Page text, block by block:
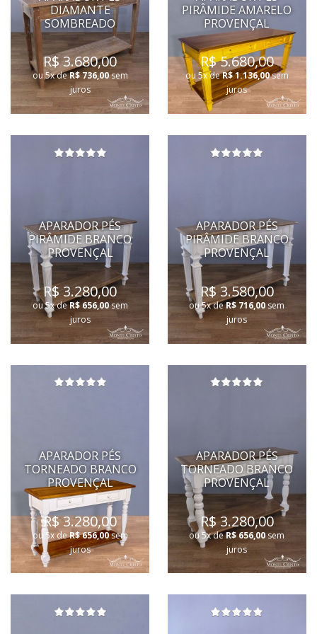
DIAMANTE
SOMBREADO
R$ 3.680,00
ou 5x deR$ 736,00sem
juros
PIRÂMIDE AMARELO
PROVENÇAL
R$ 5.680,00
ou 5x deR$ 1.136,00sem
juros
APARADOR PÉS
PIRÂMIDE BRANCO
PROVENÇAL
R$ 3.280,00
ou 5x deR$ 656,00sem
juros
APARADOR PÉS
PIRÂMIDE BRANCO
PROVENÇAL
R$ 3.580,00
ou 5x deR$ 716,00sem
juros
APARADOR PÉS
TORNEADO BRANCO
PROVENÇAL
R$ 3.280,00
ou 5x deR$ 656,00sem
juros
APARADOR PÉS
TORNEADO BRANCO
PROVENÇAL
R$ 3.280,00
ou 5x deR$ 656,00sem
juros